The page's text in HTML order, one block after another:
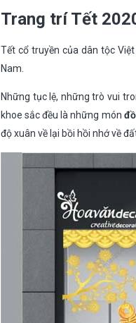
Trang trí Tết
Tết cổ truyền của dân tộc
Nam.
Những tục lệ, những trò vui
khoe sắc đều là những món
độ xuân về lại bồi hồi nhớ về